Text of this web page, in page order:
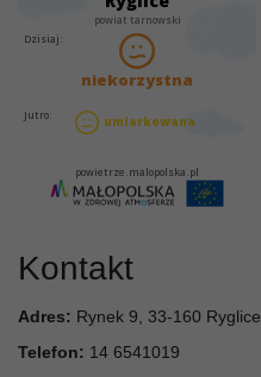
Kontakt
Adres: Rynek 9, 33-160 Ryglice
Telefon: 14 6541019